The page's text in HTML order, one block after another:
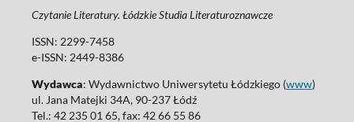
Czytanie Literatury. Łódzkie Studia Literaturoznawcze
ISSN: 2299-7458
e-ISSN: 2449-8386
Wydawca: Wydawnictwo Uniwersytetu Łódzkiego (www)
ul. Jana Matejki 34A, 90-237 Łódź
Tel.: 42 235 01 65, fax: 42 66 55 86